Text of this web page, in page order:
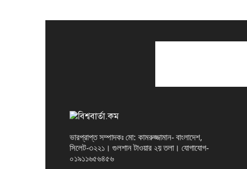
ভারপ্রাপ্ত সম্পাদকঃ মো: কামরুজ্জামান- বাংলাদেশ,
সিলেট-৩২২১। গুলশান টাওয়ার ২য় তলা। যোগাযোগ-
০১৯১১৬৫৬৪৫৬